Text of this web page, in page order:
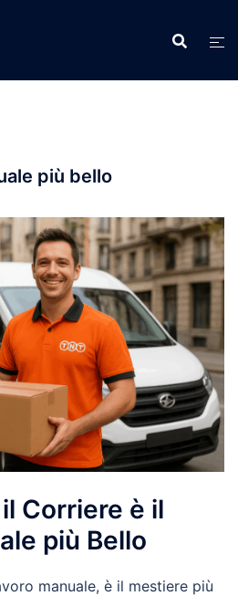
più bello
Corriere è il
più Bello
manuale, è il mestiere più